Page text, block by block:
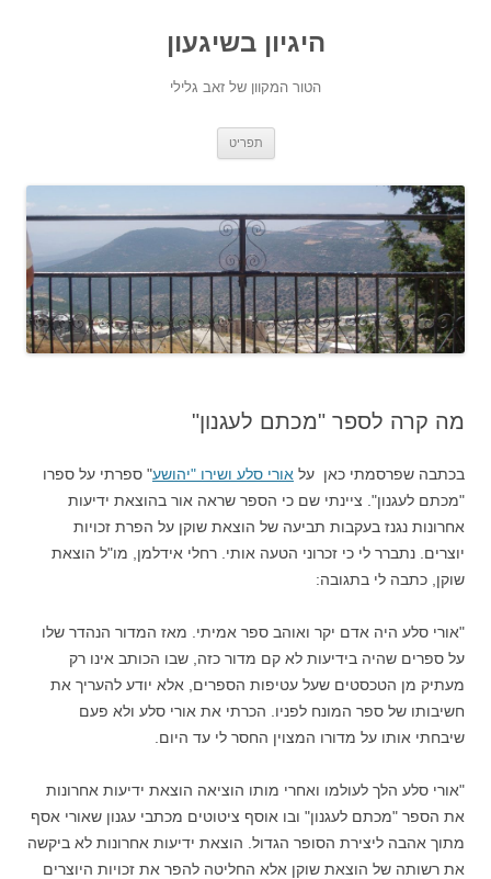
היגיון בשיגעון
הטור המקוון של זאב גלילי
תפריט
מה קרה לספר "מכתם לעגנון"
בכתבה שפרסמתי כאן על אורי סלע ושירו "יהושע" ספרתי על ספרו
"מכתם לעגנון". ציינתי שם כי הספר שראה אור בהוצאת ידיעות
אחרונות נגנז בעקבות תביעה של הוצאת שוקן על הפרת זכויות
יוצרים. נתברר לי כי זכרוני הטעה אותי. רחלי אידלמן, מו"ל הוצאת
שוקן, כתבה לי בתגובה:
"אורי סלע היה אדם יקר ואוהב ספר אמיתי. מאז המדור הנהדר שלו
על ספרים שהיה בידיעות לא קם מדור כזה, שבו הכותב אינו רק
מעתיק מן הטכסטים שעל עטיפות הספרים, אלא יודע להעריך את
חשיבותו של ספר המונח לפניו. הכרתי את אורי סלע ולא פעם
שיבחתי אותו על מדורו המצוין החסר לי עד היום.
"אורי סלע הלך לעולמו ואחרי מותו הוציאה הוצאת ידיעות אחרונות
את הספר "מכתם לעגנון" ובו אוסף ציטוטים מכתבי עגנון שאורי אסף
מתוך אהבה ליצירת הסופר הגדול. הוצאת ידיעות אחרונות לא ביקשה
את רשותה של הוצאת שוקן אלא החליטה להפר את זכויות היוצרים